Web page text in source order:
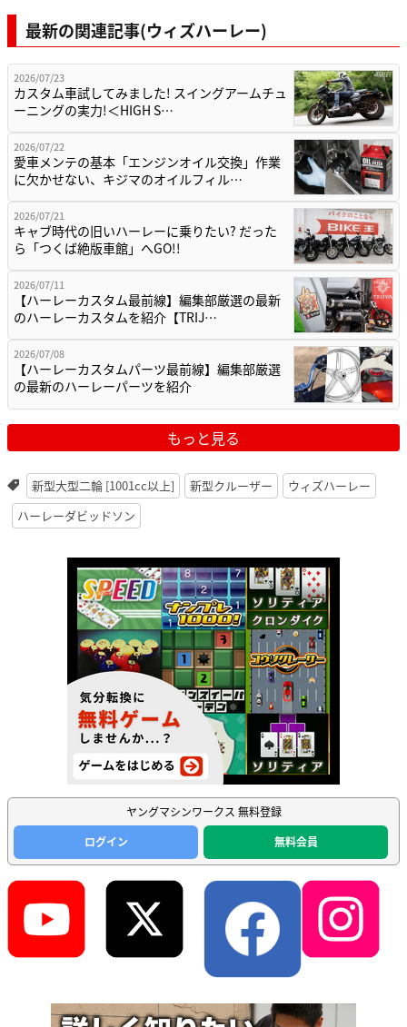
最新の関連記事(ウィズハーレー)
2026/07/23
カスタム車試してみました! スイングアームチュ
ーニングの実力!＜HIGH S…
2026/07/22
愛車メンテの基本「エンジンオイル交換」作業
に欠かせない、キジマのオイルフィル…
2026/07/21
キャブ時代の旧いハーレーに乗りたい? だった
ら「つくば絶版車館」へGO!!
2026/07/11
【ハーレーカスタム最前線】編集部厳選の最新
のハーレーカスタムを紹介【TRIJ…
2026/07/08
【ハーレーカスタムパーツ最前線】編集部厳選
の最新のハーレーパーツを紹介
もっと見る
新型大型二輪 [1001cc以上] 新型クルーザー
ウィズハーレー
ハーレーダビッドソン
ヤングマシンワークス 無料登録
ログイン
無料会員